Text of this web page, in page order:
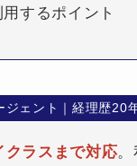
するポイント
ジェント｜経理歴20
クラスまで対応。